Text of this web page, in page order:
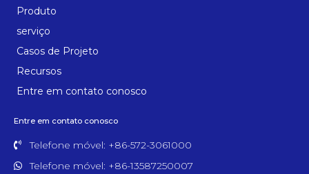
Produto
serviço
Casos de Projeto
Recursos
Entre em contato conosco
Entre em contato conosco
Telefone móvel: +86-572-3061000
Telefone móvel: +86-13587250007